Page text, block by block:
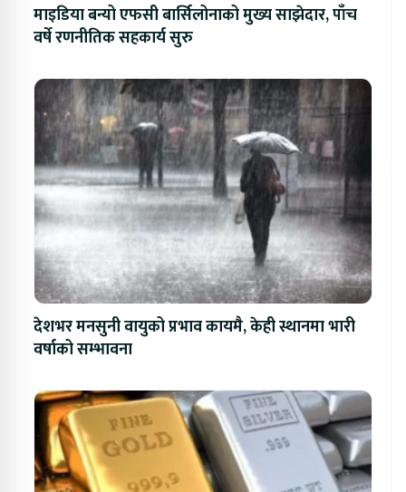
माइडिया बन्यो एफसी बार्सिलोनाको मुख्य साझेदार, पाँच
वर्षे रणनीतिक सहकार्य सुरु
देशभर मनसुनी वायुको प्रभाव कायमै, केही स्थानमा भारी
वर्षाको सम्भावना